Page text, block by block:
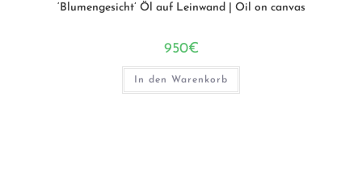
‘Blumengesicht’ Öl auf Leinwand | Oil on canvas
950€
In den Warenkorb